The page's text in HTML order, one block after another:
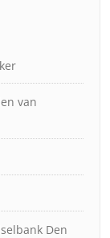
van
Den